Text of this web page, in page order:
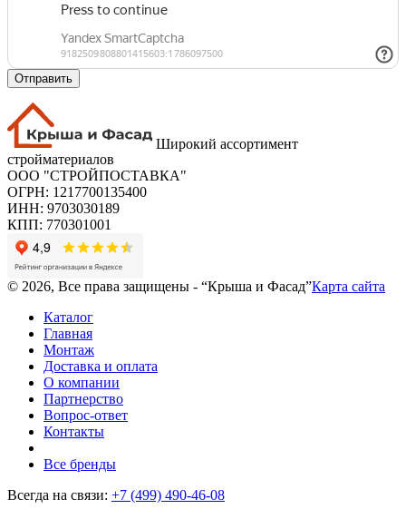
Отправить
Широкий ассортимент
стройматериалов
ООО "СТРОЙПОСТАВКА"
ОГРН: 1217700135400
ИНН: 9703030189
КПП: 770301001
© 2026, Все права защищены - “Крыша и Фасад”Карта сайта
Каталог
Главная
Монтаж
Доставка и оплата
О компании
Партнерство
Вопрос-ответ
Контакты
Все бренды
Всегда на связи: +7 (499) 490-46-08